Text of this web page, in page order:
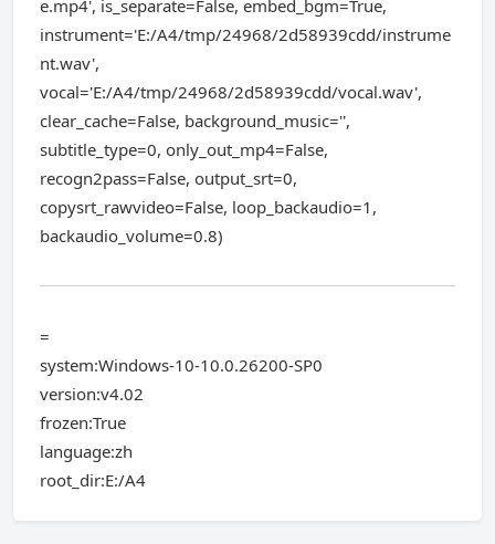
e.mp4', is_separate=False, embed_bgm=True,
instrument='E:/A4/tmp/24968/2d58939cdd/instrume
nt.wav',
vocal='E:/A4/tmp/24968/2d58939cdd/vocal.wav',
clear_cache=False, background_music='',
subtitle_type=0, only_out_mp4=False,
recogn2pass=False, output_srt=0,
copysrt_rawvideo=False, loop_backaudio=1,
backaudio_volume=0.8)
=
system:Windows-10-10.0.26200-SP0
version:v4.02
frozen:True
language:zh
root_dir:E:/A4